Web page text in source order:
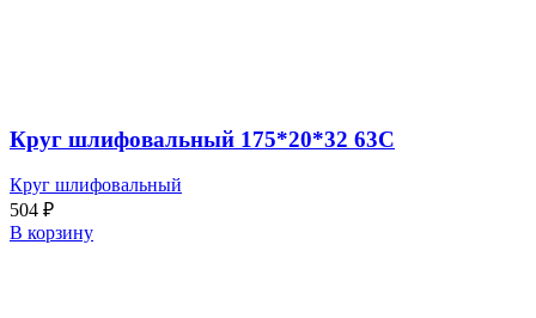
Круг шлифовальный 175*20*32 63С
Круг шлифовальный
504 ₽
В корзину